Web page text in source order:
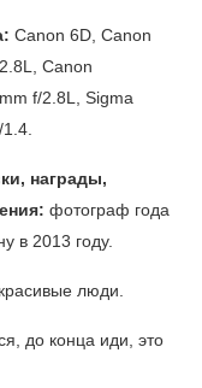
Canon 6D, Canon
Canon
f/2.8L, Sigma
награды,
фотограф года
в 2013 году.
люди.
до конца иди, это